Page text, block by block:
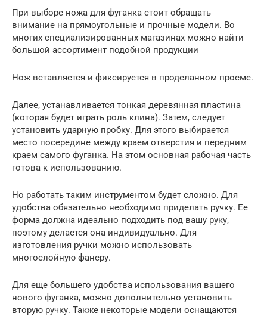
При выборе ножа для фуганка стоит обращать
внимание на прямоугольные и прочные модели. Во
многих специализированных магазинах можно найти
большой ассортимент подобной продукции
Нож вставляется и фиксируется в проделанном проеме.
Далее, устанавливается тонкая деревянная пластина
(которая будет играть роль клина). Затем, следует
установить ударную пробку. Для этого выбирается
место посередине между краем отверстия и передним
краем самого фуганка. На этом основная рабочая часть
готова к использованию.
Но работать таким инструментом будет сложно. Для
удобства обязательно необходимо приделать ручку. Ее
форма должна идеально подходить под вашу руку,
поэтому делается она индивидуально. Для
изготовления ручки можно использовать
многослойную фанеру.
Для еще большего удобства использования вашего
нового фуганка, можно дополнительно установить
вторую ручку. Также некоторые модели оснащаются